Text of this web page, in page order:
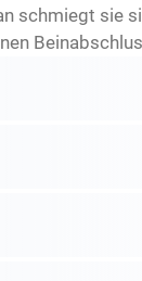
schmiegt sie